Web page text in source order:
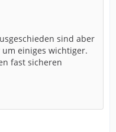
sind aber
einiges wichtiger.
fast sicheren